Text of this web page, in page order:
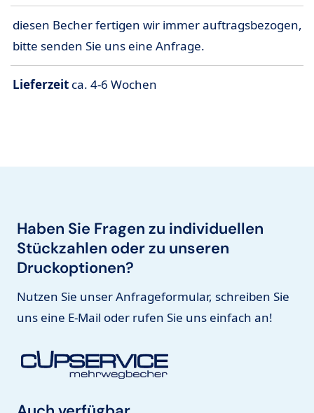
diesen Becher fertigen wir immer auftragsbezogen,
bitte senden Sie uns eine Anfrage.
Lieferzeit ca. 4-6 Wochen
Haben Sie Fragen zu individuellen
Stückzahlen oder zu unseren
Druckoptionen?
Nutzen Sie unser Anfrageformular, schreiben Sie
uns eine E-Mail oder rufen Sie uns einfach an!